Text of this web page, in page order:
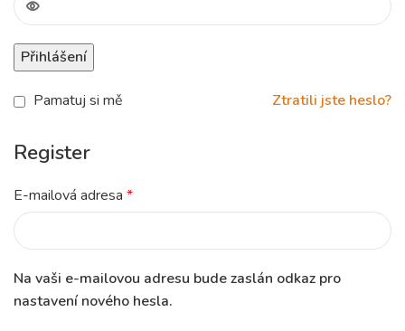
Přihlášení
Ztratili jste heslo?
Pamatuj si mě
Register
E-mailová adresa *
Na vaši e-mailovou adresu bude zaslán odkaz pro
nastavení nového hesla.